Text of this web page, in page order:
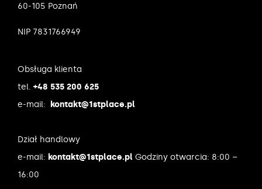
60-105 Poznań
NIP 7831766949
Obsługa klienta
tel. +48 535 200 625
e-mail:
kontakt@1stplace.pl
Dział handlowy
e-mail: kontakt@1stplace.pl Godziny otwarcia: 8:00 –
16:00